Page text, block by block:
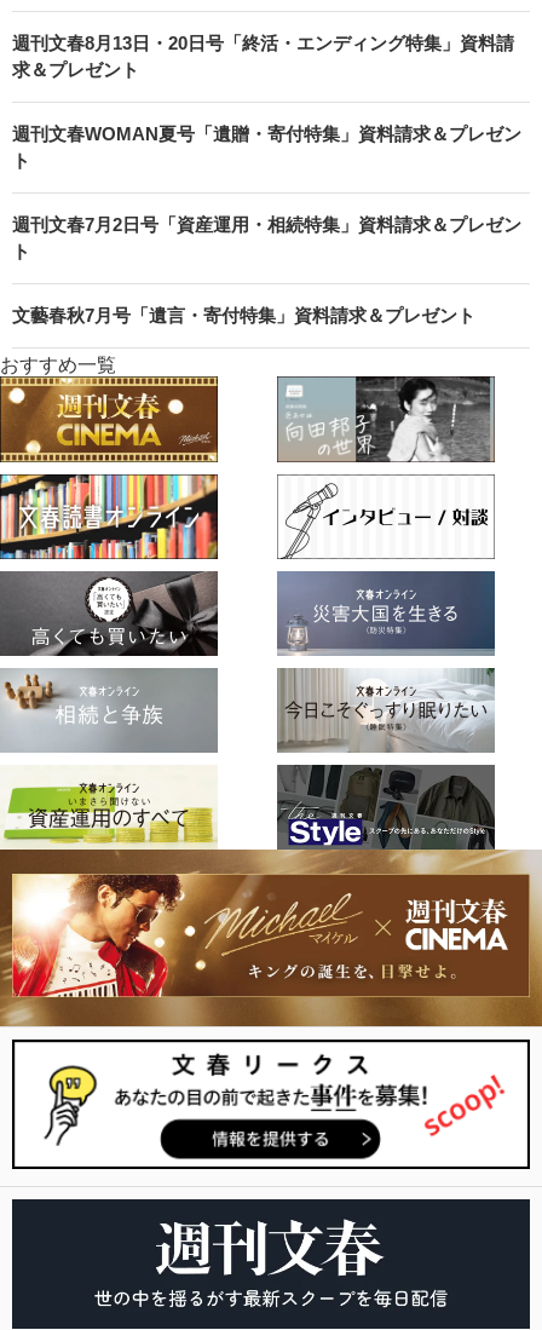
週刊文春8月13日・20日号「終活・エンディング特集」資料請
求＆プレゼント
週刊文春WOMAN夏号「遺贈・寄付特集」資料請求＆プレゼン
ト
週刊文春7月2日号「資産運用・相続特集」資料請求＆プレゼン
ト
文藝春秋7月号「遺言・寄付特集」資料請求＆プレゼント
おすすめ一覧